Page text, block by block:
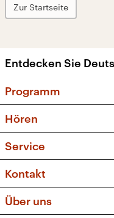
Zur Startseite
Entdecken Sie
Programm
Sendungen
Musikliste
Kakadu – Das
Hören
Frequenzen
Service
FAQ
Apps
Newsletter
Kontakt
Social Media
Über uns